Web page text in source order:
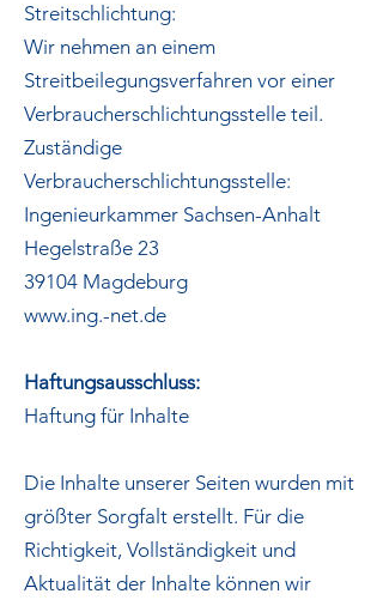
Streitschlichtung:
Wir nehmen an einem
Streitbeilegungsverfahren vor einer
Verbraucherschlichtungsstelle teil.
Zuständige
Verbraucherschlichtungsstelle:
Ingenieurkammer Sachsen-Anhalt
Hegelstraße 23
39104 Magdeburg
www.ing.-net.de
Haftungsausschluss:
Haftung für Inhalte
Die Inhalte unserer Seiten wurden mit
größter Sorgfalt erstellt. Für die
Richtigkeit, Vollständigkeit und
Aktualität der Inhalte können wir